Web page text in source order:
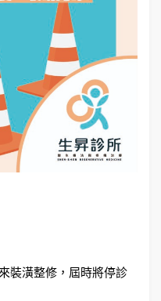
裝潢整修，屆時將停診